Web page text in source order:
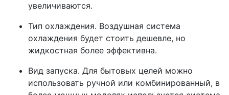
увеличиваются.
Тип охлаждения. Воздушная система
охлаждения будет стоить дешевле, но
жидкостная более эффективна.
Вид запуска. Для бытовых целей можно
использовать ручной или комбинированный, в